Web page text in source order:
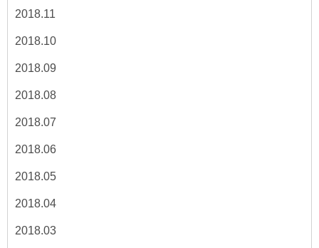
2018.11
2018.10
2018.09
2018.08
2018.07
2018.06
2018.05
2018.04
2018.03